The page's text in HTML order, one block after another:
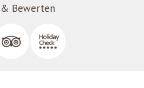
Bewerten